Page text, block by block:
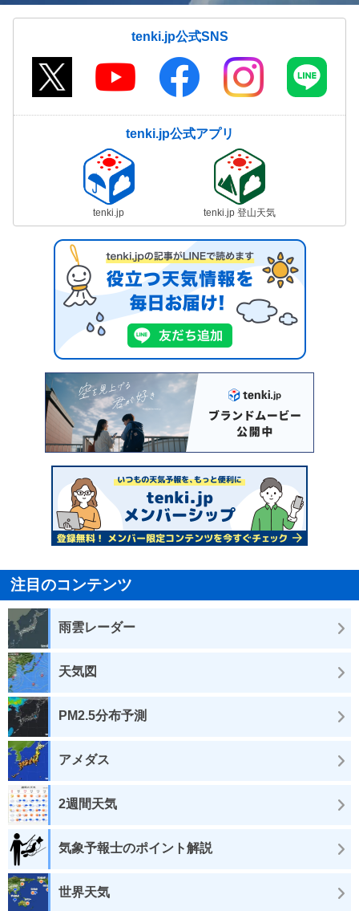
tenki.jp公式SNS
tenki.jp公式アプリ
tenki.jp tenki.jp 登山天気
注目のコンテンツ
雨雲レーダー
天気図
PM2.5分布予測
アメダス
2週間天気
気象予報士のポイント解説
世界天気